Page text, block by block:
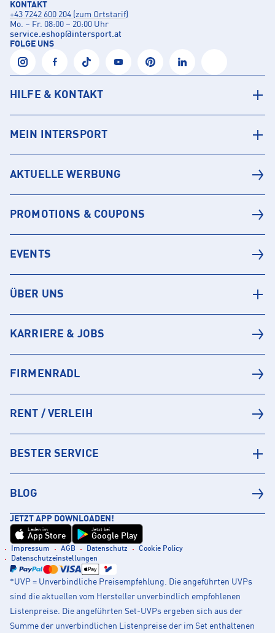
KONTAKT
+43 7242 600 204 (zum Ortstarif)
Mo. – Fr. 08:00 – 20:00 Uhr
service.eshop@intersport.at
FOLGE UNS
HILFE & KONTAKT
MEIN INTERSPORT
AKTUELLE WERBUNG
PROMOTIONS & COUPONS
EVENTS
ÜBER UNS
KARRIERE & JOBS
FIRMENRADL
RENT / VERLEIH
BESTER SERVICE
BLOG
JETZT APP DOWNLOADEN!
Laden im
App Store
Jetzt bei
Google Play
Impressum AGB Datenschutz
Cookie Policy
Datenschutzeinstellungen
*UVP = Unverbindliche Preisempfehlung. Die angeführten UVPs
sind die aktuellen vom Hersteller unverbindlich empfohlenen
Listenpreise. Die angeführten Set-UVPs ergeben sich aus der
Summe der unverbindlichen Listenpreise der im Set enthaltenen